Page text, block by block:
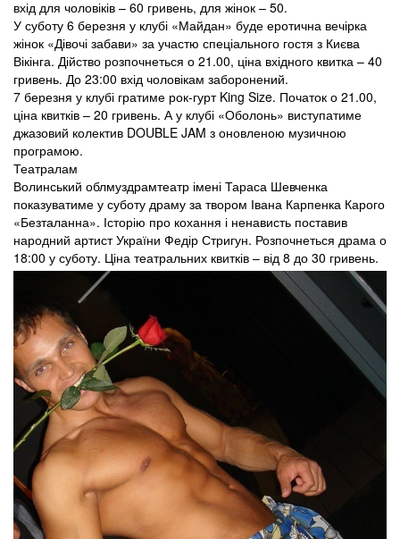
вхід для чоловіків – 60 гривень, для жінок – 50.
У суботу 6 березня у клубі «Майдан» буде еротична вечірка
жінок «Дівочі забави» за участю спеціального гостя з Києва
Вікінга. Дійство розпочнеться о 21.00, ціна вхідного квитка – 40
гривень. До 23:00 вхід чоловікам заборонений.
7 березня у клубі гратиме рок-гурт King Size. Початок о 21.00,
ціна квитків – 20 гривень. А у клубі «Оболонь» виступатиме
джазовий колектив DOUBLE JAM з оновленою музичною
програмою.
Театралам
Волинський облмуздрамтеатр імені Тараса Шевченка
показуватиме у суботу драму за твором Івана Карпенка Карого
«Безталанна». Історію про кохання і ненависть поставив
народний артист України Федір Стригун. Розпочнеться драма о
18:00 у суботу. Ціна театральних квитків – від 8 до 30 гривень.